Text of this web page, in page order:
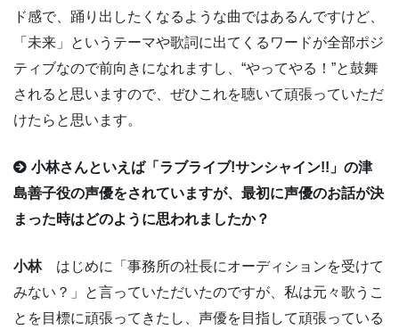
ド感で、踊り出したくなるような曲ではあるんですけど、
「未来」というテーマや歌詞に出てくるワードが全部ポジ
ティブなので前向きになれますし、“やってやる！”と鼓舞
されると思いますので、ぜひこれを聴いて頑張っていただ
けたらと思います。
小林さんといえば「ラブライブ!サンシャイン!!」の津
島善子役の声優をされていますが、最初に声優のお話が決
まった時はどのように思われましたか？
小林はじめに「事務所の社長にオーディションを受けて
みない？」と言っていただいたのですが、私は元々歌うこ
とを目標に頑張ってきたし、声優を目指して頑張っている